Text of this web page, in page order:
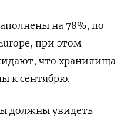
на 78%, по
при этом
что хранилища
к сентябрю.
должны увидеть